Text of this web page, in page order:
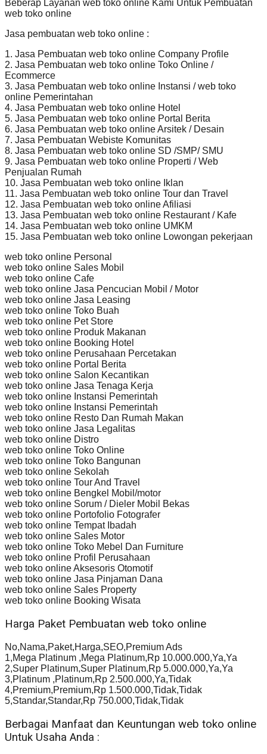
Beberap Layanan web toko online Kami Untuk Pembuatan
web toko online
Jasa pembuatan web toko online :
1. Jasa Pembuatan web toko online Company Profile
2. Jasa Pembuatan web toko online Toko Online /
Ecommerce
3. Jasa Pembuatan web toko online Instansi / web toko
online Pemerintahan
4. Jasa Pembuatan web toko online Hotel
5. Jasa Pembuatan web toko online Portal Berita
6. Jasa Pembuatan web toko online Arsitek / Desain
7. Jasa Pembuatan Webiste Komunitas
8. Jasa Pembuatan web toko online SD /SMP/ SMU
9. Jasa Pembuatan web toko online Properti / Web
Penjualan Rumah
10. Jasa Pembuatan web toko online Iklan
11. Jasa Pembuatan web toko online Tour dan Travel
12. Jasa Pembuatan web toko online Afiliasi
13. Jasa Pembuatan web toko online Restaurant / Kafe
14. Jasa Pembuatan web toko online UMKM
15. Jasa Pembuatan web toko online Lowongan pekerjaan
web toko online Personal
web toko online Sales Mobil
web toko online Cafe
web toko online Jasa Pencucian Mobil / Motor
web toko online Jasa Leasing
web toko online Toko Buah
web toko online Pet Store
web toko online Produk Makanan
web toko online Booking Hotel
web toko online Perusahaan Percetakan
web toko online Portal Berita
web toko online Salon Kecantikan
web toko online Jasa Tenaga Kerja
web toko online Instansi Pemerintah
web toko online Instansi Pemerintah
web toko online Resto Dan Rumah Makan
web toko online Jasa Legalitas
web toko online Distro
web toko online Toko Online
web toko online Toko Bangunan
web toko online Sekolah
web toko online Tour And Travel
web toko online Bengkel Mobil/motor
web toko online Sorum / Dieler Mobil Bekas
web toko online Portofolio Fotografer
web toko online Tempat Ibadah
web toko online Sales Motor
web toko online Toko Mebel Dan Furniture
web toko online Profil Perusahaan
web toko online Aksesoris Otomotif
web toko online Jasa Pinjaman Dana
web toko online Sales Property
web toko online Booking Wisata
Harga Paket Pembuatan web toko online
No,Nama,Paket,Harga,SEO,Premium Ads
1,Mega Platinum ,Mega Platinum,Rp 10.000.000,Ya,Ya
2,Super Platinum,Super Platinum,Rp 5.000.000,Ya,Ya
3,Platinum ,Platinum,Rp 2.500.000,Ya,Tidak
4,Premium,Premium,Rp 1.500.000,Tidak,Tidak
5,Standar,Standar,Rp 750.000,Tidak,Tidak
Berbagai Manfaat dan Keuntungan web toko online
Untuk Usaha Anda :